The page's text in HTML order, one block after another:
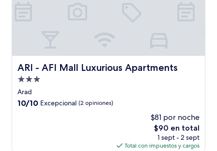
ARI - AFI Mall Luxurious Apartments
ARI - AFI Mall Luxurious Apartments
Propiedad
de
3.0
Arad
10.0
10/10 Excepcional (2 opiniones)
$81 por noche
El
precio
actual
$90 en total
1 sept - 2 sept
Total con impuestos y cargos